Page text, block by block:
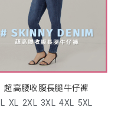
超高腰收腹長腿牛仔褲
L XL 2XL 3XL 4XL 5XL